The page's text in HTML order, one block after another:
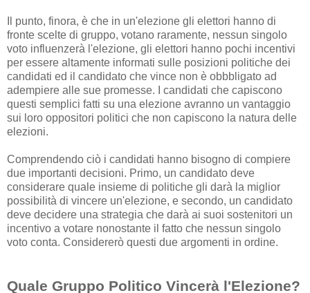
Il punto, finora, è che in un'elezione gli elettori hanno di
fronte scelte di gruppo, votano raramente, nessun singolo
voto influenzerà l'elezione, gli elettori hanno pochi incentivi
per essere altamente informati sulle posizioni politiche dei
candidati ed il candidato che vince non è obbbligato ad
adempiere alle sue promesse. I candidati che capiscono
questi semplici fatti su una elezione avranno un vantaggio
sui loro oppositori politici che non capiscono la natura delle
elezioni.
Comprendendo ciò i candidati hanno bisogno di compiere
due importanti decisioni. Primo, un candidato deve
considerare quale insieme di politiche gli darà la miglior
possibilità di vincere un'elezione, e secondo, un candidato
deve decidere una strategia che darà ai suoi sostenitori un
incentivo a votare nonostante il fatto che nessun singolo
voto conta. Considererò questi due argomenti in ordine.
Quale Gruppo Politico Vincerà l'Elezione?